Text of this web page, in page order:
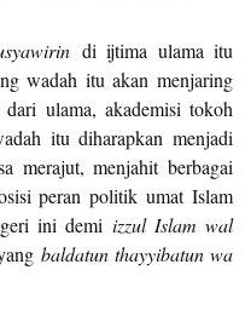
di ijtima ulama itu
wadah itu akan menjaring
ulama, akademisi tokoh
itu diharapkan menjadi
merajut, menjahit berbagai
peran politik umat Islam
ini demi izzul Islam wal
baldatun thayyibatun wa